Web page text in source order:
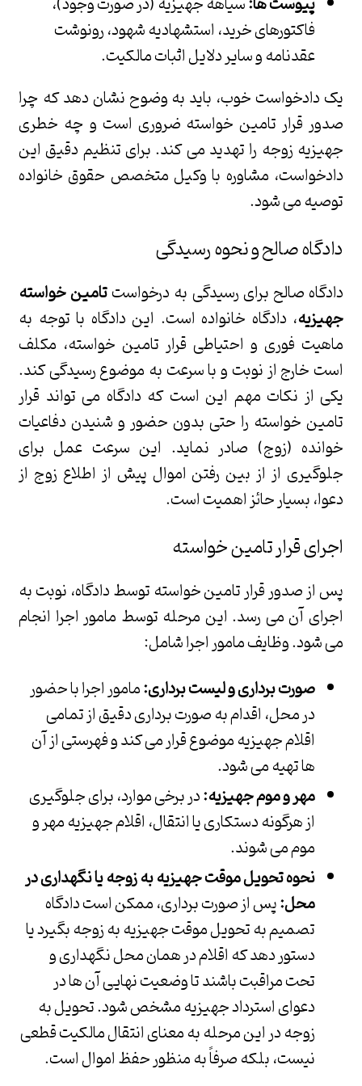
فاکتورهای خرید، استشهادیه شهود، رونوشت
عقدنامه و سایر دلایل اثبات مالکیت.
یک دادخواست خوب، باید به وضوح نشان دهد که چرا
صدور قرار تامین خواسته ضروری است و چه خطری
جهیزیه زوجه را تهدید می کند. برای تنظیم دقیق این
دادخواست، مشاوره با وکیل متخصص حقوق خانواده
توصیه می شود.
دادگاه صالح و نحوه رسیدگی
دادگاه صالح برای رسیدگی به درخواستتامین خواسته
جهیزیه، دادگاه خانواده است. این دادگاه با توجه به
ماهیت فوری و احتیاطی قرار تامین خواسته، مکلف
است خارج از نوبت و با سرعت به موضوع رسیدگی کند.
یکی از نکات مهم این است که دادگاه می تواند قرار
تامین خواسته را حتی بدون حضور و شنیدن دفاعیات
خوانده (زوج) صادر نماید. این سرعت عمل برای
جلوگیری از از بین رفتن اموال پیش از اطلاع زوج از
دعوا، بسیار حائز اهمیت است.
اجرای قرار تامین خواسته
پس از صدور قرار تامین خواسته توسط دادگاه، نوبت به
اجرای آن می رسد. این مرحله توسط مامور اجرا انجام
می شود. وظایف مامور اجرا شامل:
صورت برداری و لیست برداری:مامور اجرا با حضور
در محل، اقدام به صورت برداری دقیق از تمامی
اقلام جهیزیه موضوع قرار می کند و فهرستی از آن
ها تهیه می شود.
مهر و موم جهیزیه:در برخی موارد، برای جلوگیری
از هرگونه دستکاری یا انتقال، اقلام جهیزیه مهر و
موم می شوند.
نحوه تحویل موقت جهیزیه به زوجه یا نگهداری در
محل:پس از صورت برداری، ممکن است دادگاه
تصمیم به تحویل موقت جهیزیه به زوجه بگیرد یا
دستور دهد که اقلام در همان محل نگهداری و
تحت مراقبت باشند تا وضعیت نهایی آن ها در
دعوای استرداد جهیزیه مشخص شود. تحویل به
زوجه در این مرحله به معنای انتقال مالکیت قطعی
نیست، بلکه صرفاً به منظور حفظ اموال است.